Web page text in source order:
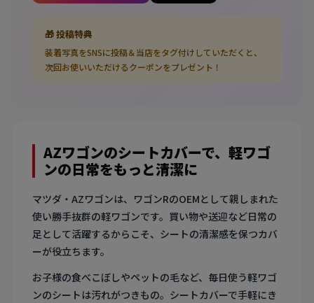
🎁 投稿特典
装着写真をSNSに投稿＆当店をタグ付けしていただくと、
次回お使いいただけるクーポンをプレゼント！
AZワゴンのシートカバーで、軽ワゴ
ンの日常をもっと清潔に
マツダ・AZワゴンは、ワゴンRのOEMとして親しまれた
使い勝手抜群の軽ワゴンです。買い物や送迎など日常の
足として活躍するからこそ、シートの清潔感を保つカバ
ーが役立ちます。
お子様の食べこぼしやペットの毛など、毎日使う軽ワゴ
ンのシートは汚れがつきもの。シートカバーで手軽にき